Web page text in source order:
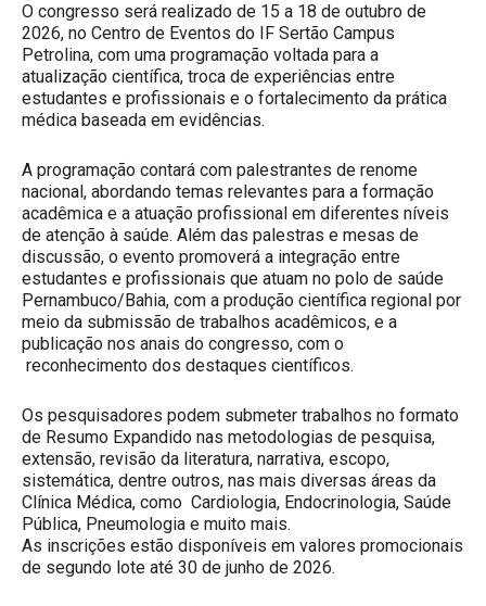
O congresso será realizado de 15 a 18 de outubro de
2026, no Centro de Eventos do IF Sertão Campus
Petrolina, com uma programação voltada para a
atualização científica, troca de experiências entre
estudantes e profissionais e o fortalecimento da prática
médica baseada em evidências.
A programação contará com palestrantes de renome
nacional, abordando temas relevantes para a formação
acadêmica e a atuação profissional em diferentes níveis
de atenção à saúde. Além das palestras e mesas de
discussão, o evento promoverá a integração entre
estudantes e profissionais que atuam no polo de saúde
Pernambuco/Bahia, com a produção científica regional por
meio da submissão de trabalhos acadêmicos, e a
publicação nos anais do congresso, com o
reconhecimento dos destaques científicos.
Os pesquisadores podem submeter trabalhos no formato
de Resumo Expandido nas metodologias de pesquisa,
extensão, revisão da literatura, narrativa, escopo,
sistemática, dentre outros, nas mais diversas áreas da
Clínica Médica, como Cardiologia, Endocrinologia, Saúde
Pública, Pneumologia e muito mais.
As inscrições estão disponíveis em valores promocionais
de segundo lote até 30 de junho de 2026.